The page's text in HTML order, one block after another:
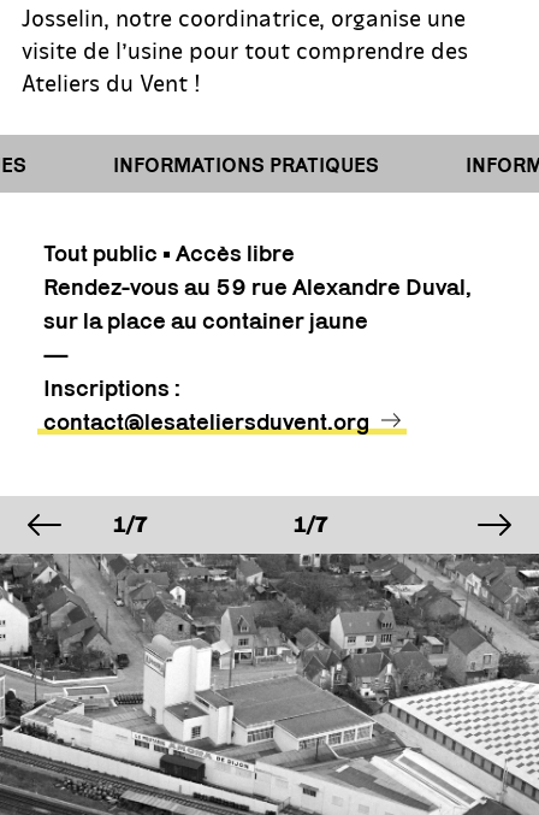
Josselin, notre coordinatrice, organise une
visite de l’usine pour tout comprendre des
Ateliers du Vent !
INFORMATIONS PRATIQUES
Tout public • Accès libre
Rendez-vous au 59 rue Alexandre Duval,
sur la place au container jaune
—
Inscriptions :
contact@lesateliersduvent.org
image précédente
IMAGE
1/7 IMAGE
1/7 IMAGE
1/7
IMAGE
1/7 IMAGE
1/7 IMAGE
1/7